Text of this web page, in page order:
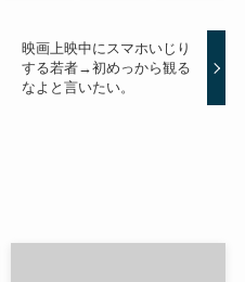
映画上映中にスマホいじり
する若者→初めっから観る
なよと言いたい。